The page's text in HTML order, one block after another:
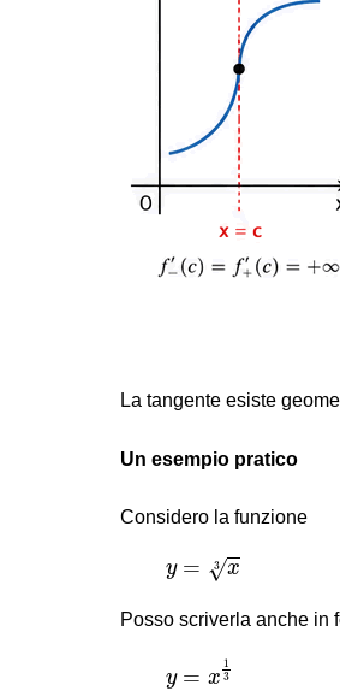
La tangente esiste
Un esempio pratico
Considero la funzione
y = 3
√x
x3
Posso scriverla anche in
y = x
1
3
3